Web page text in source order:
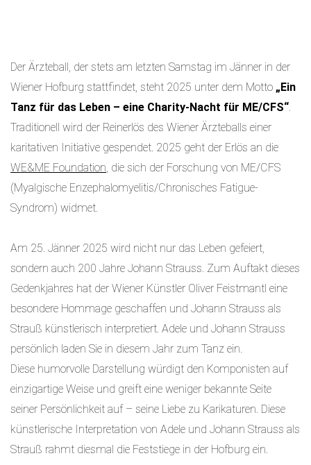
Der Ärzteball, der stets am letzten Samstag im Jänner in der
Wiener Hofburg stattfindet, steht 2025 unter dem Motto „Ein
Tanz für das Leben – eine Charity-Nacht für ME/CFS“.
Traditionell wird der Reinerlös des Wiener Ärzteballs einer
karitativen Initiative gespendet. 2025 geht der Erlös an die
WE&ME Foundation, die sich der Forschung von ME/CFS
(Myalgische Enzephalomyelitis/Chronisches Fatigue-
Syndrom) widmet.
Am 25. Jänner 2025 wird nicht nur das Leben gefeiert,
sondern auch 200 Jahre Johann Strauss. Zum Auftakt dieses
Gedenkjahres hat der Wiener Künstler Oliver Feistmantl eine
besondere Hommage geschaffen und Johann Strauss als
Strauß künstlerisch interpretiert. Adele und Johann Strauss
persönlich laden Sie in diesem Jahr zum Tanz ein.
Diese humorvolle Darstellung würdigt den Komponisten auf
einzigartige Weise und greift eine weniger bekannte Seite
seiner Persönlichkeit auf – seine Liebe zu Karikaturen. Diese
künstlerische Interpretation von Adele und Johann Strauss als
Strauß rahmt diesmal die Feststiege in der Hofburg ein.